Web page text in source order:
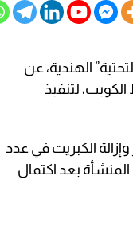
الهندية، عن
نفط الكويت، لتنفيذ
الكبريت في عدد
بعد اكتمال